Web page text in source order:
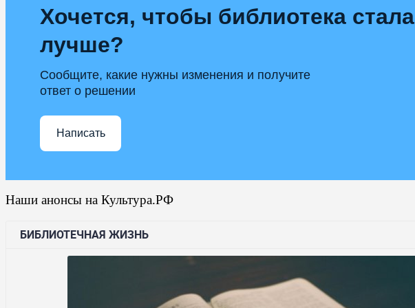
Хочется, чтобы библиотека стала
лучше?
Сообщите, какие нужны изменения и получите
ответ о решении
Написать
Наши анонсы на Культура.РФ